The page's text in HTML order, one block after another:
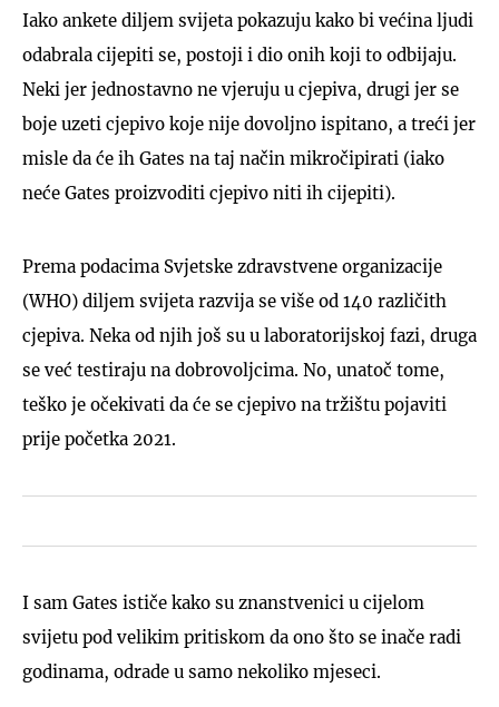
Iako ankete diljem svijeta pokazuju kako bi većina ljudi
odabrala cijepiti se, postoji i dio onih koji to odbijaju.
Neki jer jednostavno ne vjeruju u cjepiva, drugi jer se
boje uzeti cjepivo koje nije dovoljno ispitano, a treći jer
misle da će ih Gates na taj način mikročipirati (iako
neće Gates proizvoditi cjepivo niti ih cijepiti).
Prema podacima Svjetske zdravstvene organizacije
(WHO) diljem svijeta razvija se više od 140 različith
cjepiva. Neka od njih još su u laboratorijskoj fazi, druga
se već testiraju na dobrovoljcima. No, unatoč tome,
teško je očekivati da će se cjepivo na tržištu pojaviti
prije početka 2021.
I sam Gates ističe kako su znanstvenici u cijelom
svijetu pod velikim pritiskom da ono što se inače radi
godinama, odrade u samo nekoliko mjeseci.